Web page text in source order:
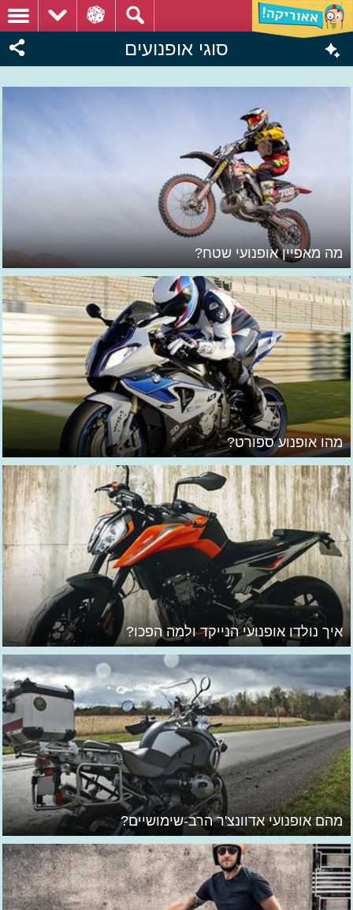
סוגי אופנועים
מה מאפיין אופנועי שטח?
מהו אופנוע ספורט?
איך נולדו אופנועי הנייקד ולמה הפכו?
מהם אופנועי אדוונצ'ר הרב-שימושיים?